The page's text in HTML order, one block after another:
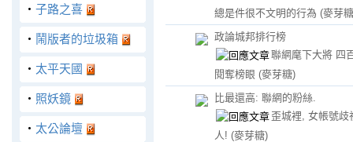
‧ 子路之喜
‧ 鬧版者的垃圾箱
‧ 太平天國
‧ 照妖鏡
‧ 太公論壇
總是件很不文明的行為 (麥芽
政論城邦排行榜
聯網麾下大將 四
閱奪榜眼 (麥芽糖)
比最還高: 聯網的粉絲.
歪城裡, 女帳號歧
人! (麥芽糖)